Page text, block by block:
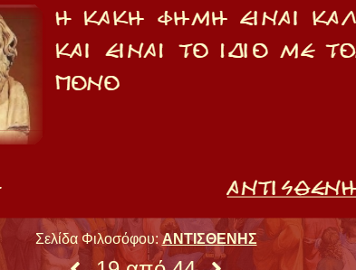
Σελίδα Φιλοσόφου:ΑΝΤΙΣΘΕΝΗΣ